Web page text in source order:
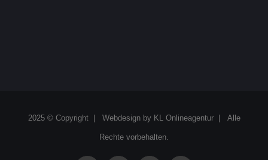
2025 © Copyright | Webdesign by KL Onlineagentur| Alle
Rechte vorbehalten.